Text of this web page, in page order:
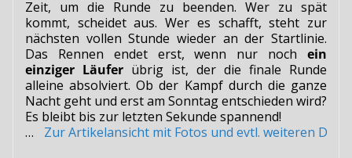
Zeit, um die Runde zu beenden. Wer zu spät
kommt, scheidet aus. Wer es schafft, steht zur
nächsten vollen Stunde wieder an der Startlinie.
Das Rennen endet erst, wenn nur noch ein
einziger Läufer übrig ist, der die finale Runde
alleine absolviert. Ob der Kampf durch die ganze
Nacht geht und erst am Sonntag entschieden wird?
Es bleibt bis zur letzten Sekunde spannend!
…Zur Artikelansicht mit Fotos und evtl. weiteren